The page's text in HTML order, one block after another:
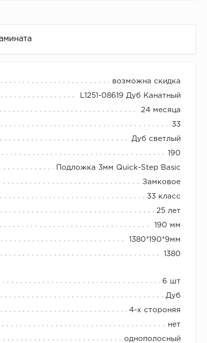
возможна скидка
L1251-08619 Дуб Канатный
24 месяца
33
Дуб светлый
190
Подложка 3мм Quick-Step Basic
Замковое
33 класс
25 лет
190 мм
1380*190*9мм
1380
6 шт
Дуб
4-х стороняя
нет
однополосный